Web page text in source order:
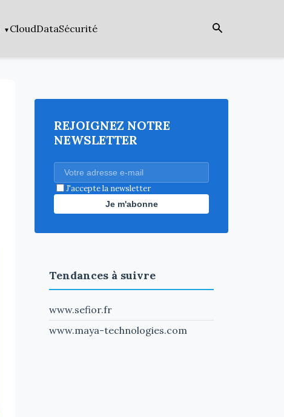
CloudDataSécurité
REJOIGNEZ NOTRE
NEWSLETTER
J'accepte la newsletter
Je m'abonne
Tendances à suivre
www.sefior.fr
www.maya-technologies.com